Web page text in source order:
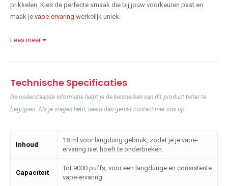
prikkelen. Kies de perfecte smaak die bij jouw voorkeuren past en
maak je vape-ervaring werkelijk uniek.
Lees meer
Technische Specificaties
De onderstaande informatie helpt je de kenmerken van dit product beter te
begrijpen. Als je vragen hebt, neem dan gerust contact met ons op.
Inhoud
18 ml voor langdurig gebruik, zodat je je vape-
ervaring niet hoeft te onderbreken.
Capaciteit
Tot 9000 puffs, voor een langdurige en consistente
vape-ervaring.